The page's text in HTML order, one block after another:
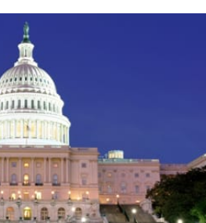
سياسة
فن
البرامج
جدول البرامج